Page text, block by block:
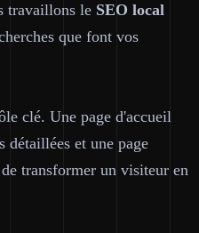
travaillons le SEO local
que font vos
clé. Une page d'accueil
détaillées et une page
transformer un visiteur en